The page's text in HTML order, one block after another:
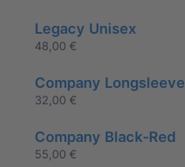
Legacy Unisex
48,00 €
Company Longsleeve
32,00 €
Company Black-Red
55,00 €